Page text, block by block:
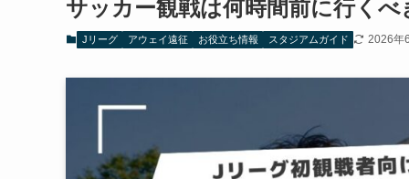
サッカー観戦は何時間前に行く
Jリーグ アウェイ遠征 お役立ち情報 スタジアムガイド 2026年